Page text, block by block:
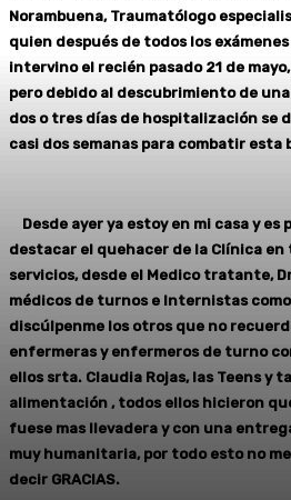
Norambuena, Traumatólogo
quien después de todos los
intervino el recién pasado 21 de
pero debido al descubrimiento de
dos o tres días de hospitalización se
casi dos semanas para combatir
Desde ayer ya estoy en mi casa y es
destacar el quehacer de la Clínica en
servicios, desde el Medico tratante,
médicos de turnos e Internistas como
discúlpenme los otros que no
enfermeras y enfermeros de turno
ellos srta. Claudia Rojas, las Teens y
alimentación , todos ellos hicieron
fuese mas llevadera y con una
muy humanitaria, por todo esto no
decir GRACIAS.